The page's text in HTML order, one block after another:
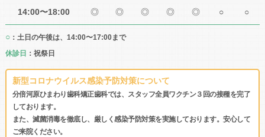
14:00〜18:00
◎ ◎ ◎ ◎ ◎ ○ ○
○：土日の午後は、14:00〜17:00まで
休診日 ：祝祭日
新型コロナウイルス感染予防対策について
分倍河原ひまわり歯科矯正歯科では、スタッフ全員ワクチン３回の接種を完了
しております。
また、滅菌消毒を徹底し、厳しく感染予防対策を実施しております。安心して
ご来院ください。